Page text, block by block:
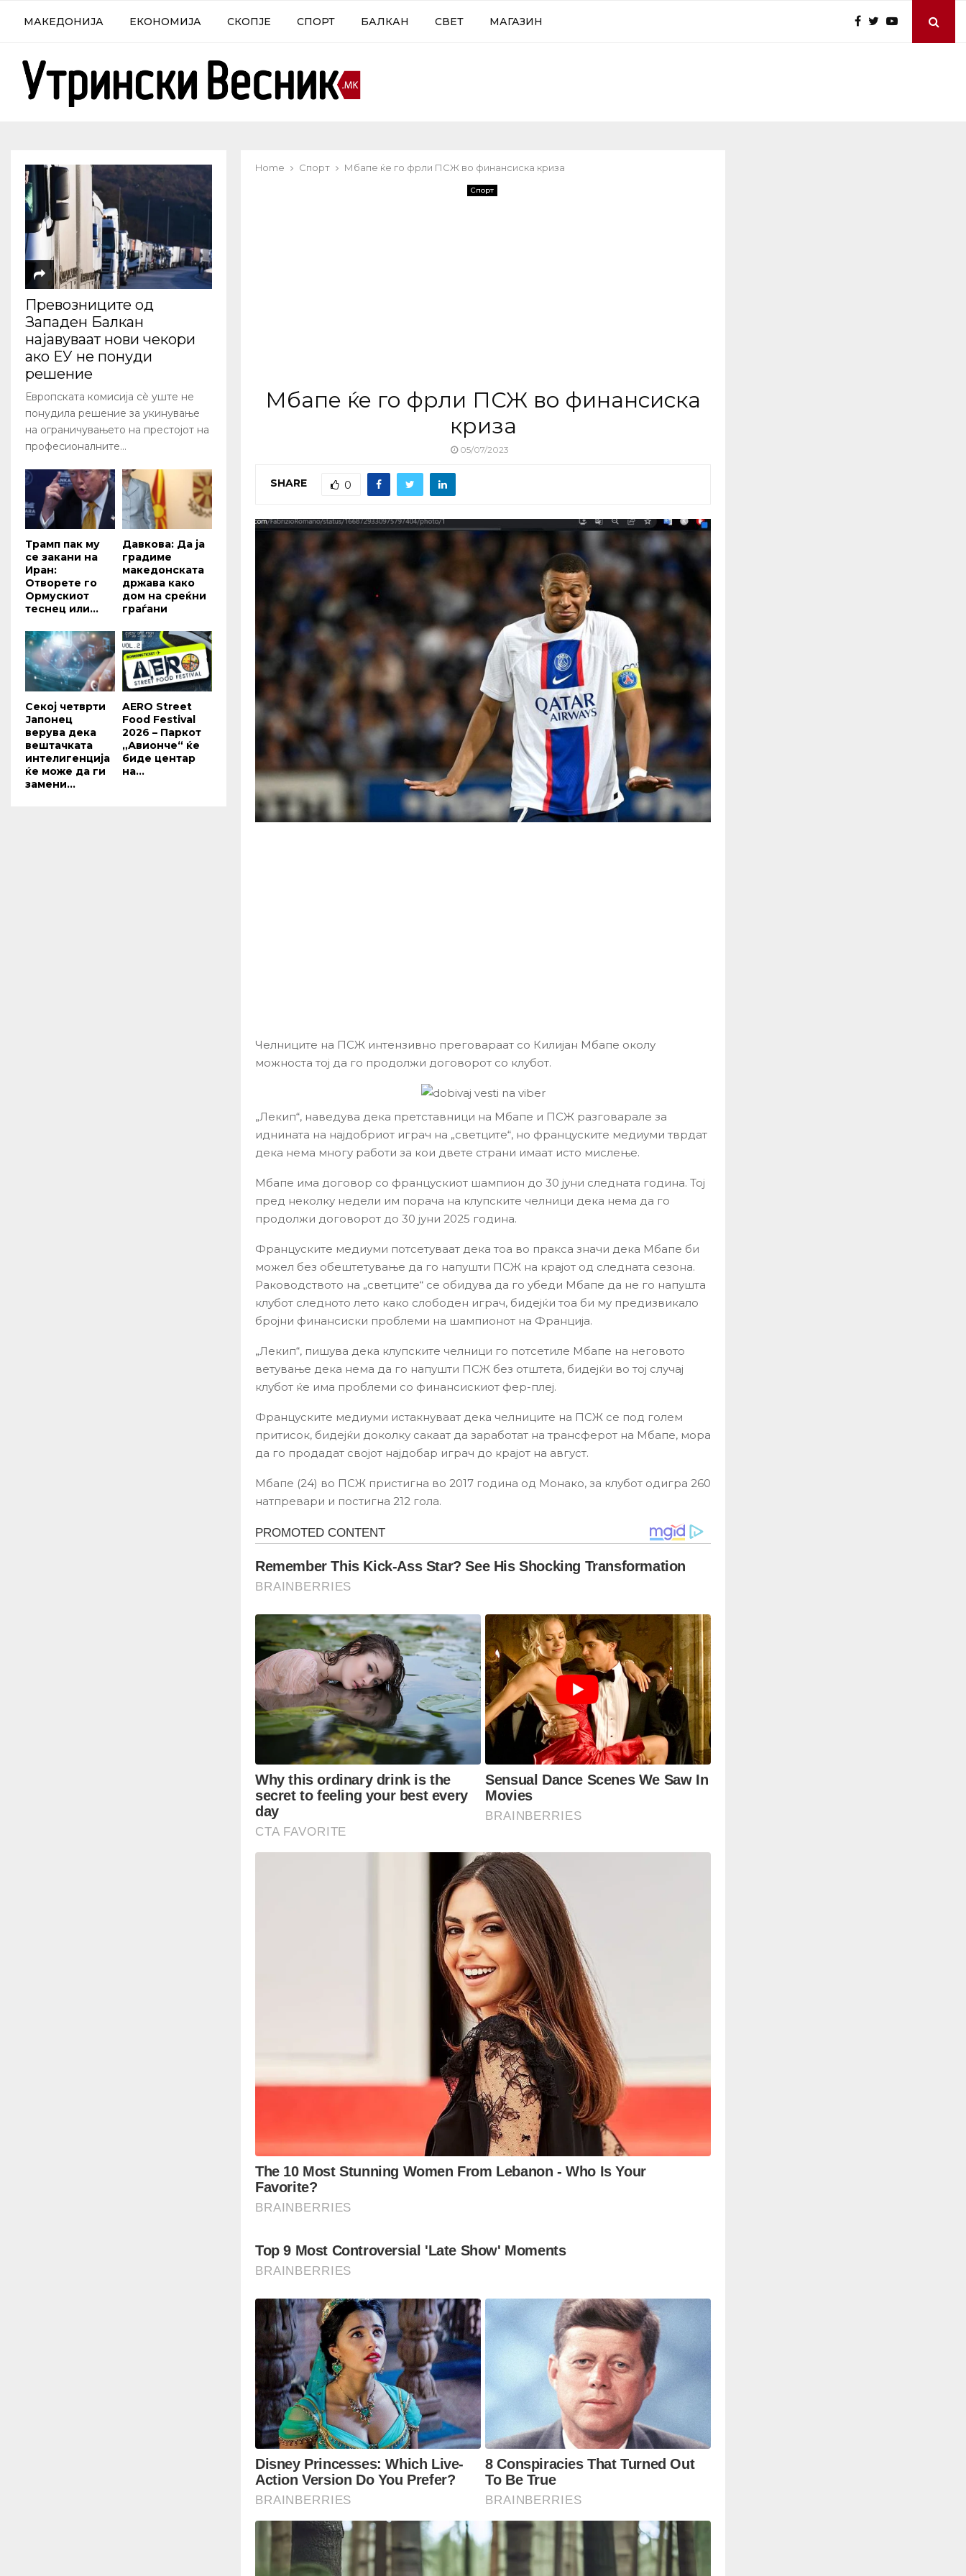
МАКЕДОНИЈА ЕКОНОМИЈА СКОПЈЕ СПОРТ БАЛКАН СВЕТ МАГАЗИН
Home Спорт Мбапе ќе го фрли ПСЖ во финансиска криза
Спорт
Мбапе ќе го фрли ПСЖ во финансиска
криза
05/07/2023
SHARE 0
Челниците на ПСЖ интензивно преговараат со Килијан Мбапе околу
можноста тој да го продолжи договорот со клубот.
„Лекип“, наведува дека претставници на Мбапе и ПСЖ разговарале за
иднината на најдобриот играч на „светците“, но француските медиуми тврдат
дека нема многу работи за кои двете страни имаат исто мислење.
Мбапе има договор со францускиот шампион до 30 јуни следната година. Тој
пред неколку недели им порача на клупските челници дека нема да го
продолжи договорот до 30 јуни 2025 година.
Француските медиуми потсетуваат дека тоа во пракса значи дека Мбапе би
можел без обештетување да го напушти ПСЖ на крајот од следната сезона.
Раководството на „светците“ се обидува да го убеди Мбапе да не го напушта
клубот следното лето како слободен играч, бидејќи тоа би му предизвикало
бројни финансиски проблеми на шампионот на Франција.
„Лекип“, пишува дека клупските челници го потсетиле Мбапе на неговото
ветување дека нема да го напушти ПСЖ без отштета, бидејќи во тој случај
клубот ќе има проблеми со финансискиот фер-плеј.
Француските медиуми истакнуваат дека челниците на ПСЖ се под голем
притисок, бидејќи доколку сакаат да заработат на трансферот на Мбапе, мора
да го продадат својот најдобар играч до крајот на август.
Мбапе (24) во ПСЖ пристигна во 2017 година од Монако, за клубот одигра 260
натпревари и постигна 212 гола.
Превозниците од
Западен Балкан
најавуваат нови чекори
ако ЕУ не понуди
решение
Европската комисија сè уште не
понудила решение за укинување
на ограничувањето на престојот на
професионалните...
Трамп пак му
се закани на
Иран:
Отворете го
Ормускиот
теснец или...
Давкова: Да ја
градиме
македонската
држава како
дом на среќни
граѓани
Секој четврти
Јапонец
верува дека
вештачката
интелигенција
ќе може да ги
замени...
AERO Street
Food Festival
2026 – Паркот
„Авионче“ ќе
биде центар
на...